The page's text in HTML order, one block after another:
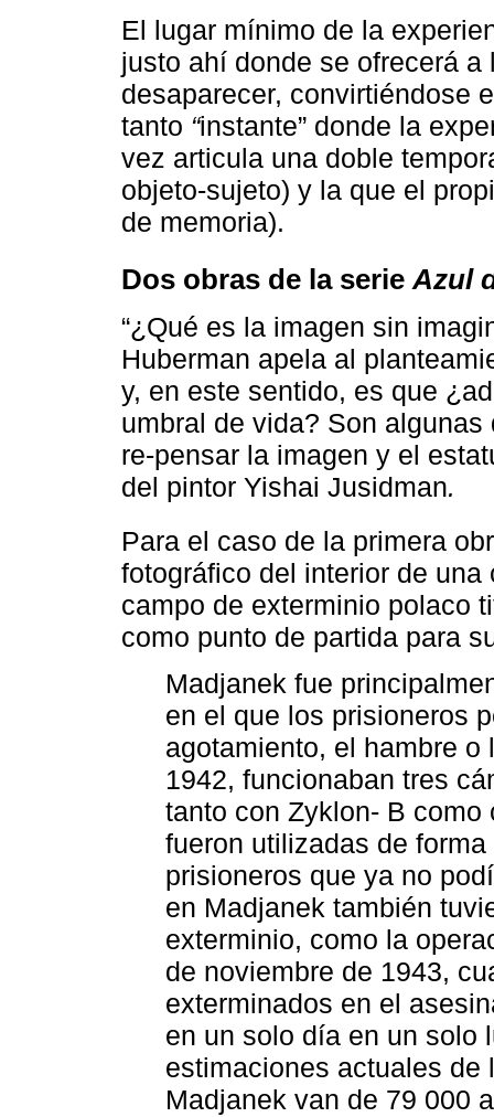
El lugar mínimo de la
justo ahí donde se ofrecerá
desaparecer, convirtiéndose
tanto “instante” donde la
vez articula una doble
objeto-sujeto) y la que el
de memoria).
Dos obras de la serie Azul
“¿Qué es la imagen sin
Huberman apela al
y, en este sentido, es que
umbral de vida? Son
re-pensar la imagen y el
del pintor Yishai Jusidman.
Para el caso de la primera
fotográfico del interior de
campo de exterminio polaco
como punto de partida para
Madjanek fue
en el que los prisioneros
agotamiento, el hambre
1942, funcionaban tres
tanto con Zyklon- B
fueron utilizadas de
prisioneros que ya no
en Madjanek también
exterminio, como la
de noviembre de 1943,
exterminados en el
en un solo día en un solo
estimaciones actuales
Madjanek van de 79 000